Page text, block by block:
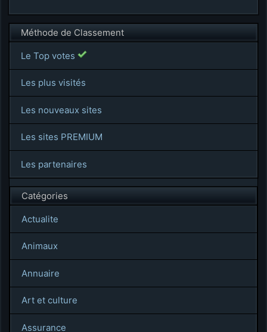
Méthode de Classement
Le Top votes
Les plus visités
Les nouveaux sites
Les sites PREMIUM
Les partenaires
Catégories
Actualite
Animaux
Annuaire
Art et culture
Assurance